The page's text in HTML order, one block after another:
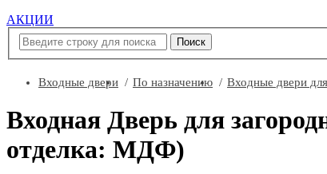
АКЦИИ
Входные двери По назначению Входные двери
Входная Дверь для
отделка: МДФ)